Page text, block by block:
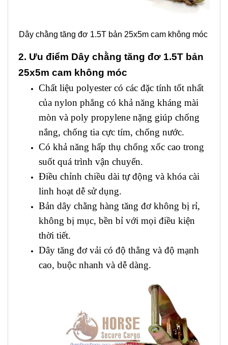
Dây chằng tăng đơ 1.5T bản 25x5m cam không móc
2. Ưu điểm Dây chằng tăng đơ 1.5T bản
25x5m cam không móc
Chất liệu polyester có các đặc tính tốt nhất
của nylon phẳng có khả năng kháng mài
mòn và poly propylene nặng giúp chống
nắng, chống tia cực tím, chống nước.
Có khả năng hấp thụ chống xốc cao trong
suốt quá trình vận chuyển.
Điều chỉnh chiều dài tự động và khóa cài
linh hoạt dễ sử dụng.
Bản dây chằng hàng tăng đơ không bị rỉ,
không bị mục, bền bỉ với mọi điều kiện
thời tiết.
Dây tăng đơ vải có độ thẳng và độ mạnh
cao, buộc nhanh và dễ dàng.